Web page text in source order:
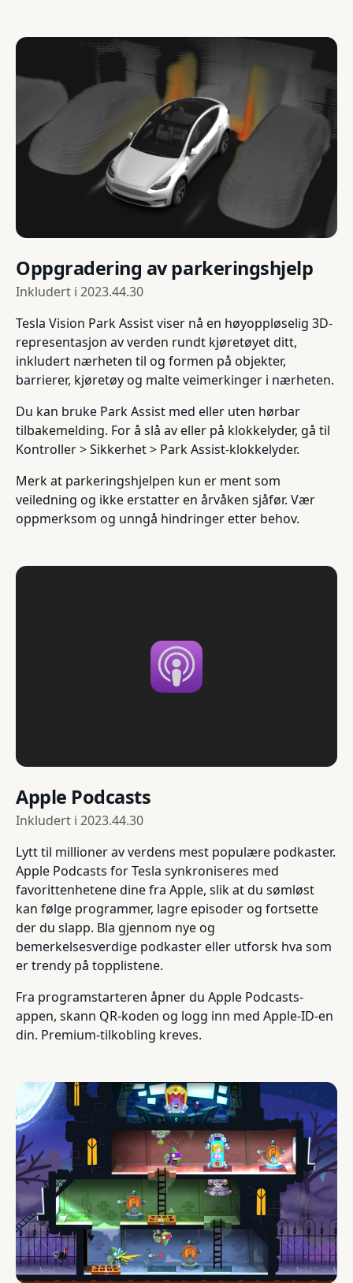
Oppgradering av parkeringshjelp
Inkludert i 2023.44.30
Tesla Vision Park Assist viser nå en høyoppløselig 3D-
representasjon av verden rundt kjøretøyet ditt,
inkludert nærheten til og formen på objekter,
barrierer, kjøretøy og malte veimerkinger i nærheten.
Du kan bruke Park Assist med eller uten hørbar
tilbakemelding. For å slå av eller på klokkelyder, gå til
Kontroller > Sikkerhet > Park Assist-klokkelyder.
Merk at parkeringshjelpen kun er ment som
veiledning og ikke erstatter en årvåken sjåfør. Vær
oppmerksom og unngå hindringer etter behov.
Apple Podcasts
Inkludert i 2023.44.30
Lytt til millioner av verdens mest populære podkaster.
Apple Podcasts for Tesla synkroniseres med
favorittenhetene dine fra Apple, slik at du sømløst
kan følge programmer, lagre episoder og fortsette
der du slapp. Bla gjennom nye og
bemerkelsesverdige podkaster eller utforsk hva som
er trendy på topplistene.
Fra programstarteren åpner du Apple Podcasts-
appen, skann QR-koden og logg inn med Apple-ID-en
din. Premium-tilkobling kreves.